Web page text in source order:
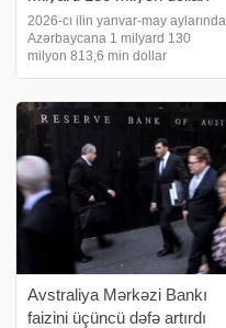
keçib
2026-cı ilin yanvar-may aylarında
Azərbaycana 1 milyard 130
milyon 813,6 min dollar
dövründə bu göstərici 1 milyard
64 milyon 125,9 min dollar idi.
Yeyinti məhsullar
Avstraliya Mərkəzi Bankı
faizini üçüncü dəfə artırdı